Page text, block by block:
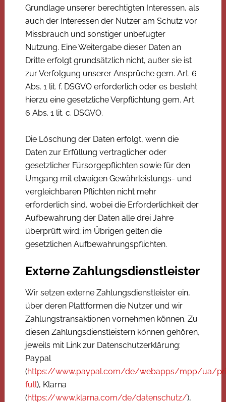
Grundlage unserer berechtigten Interessen, als
auch der Interessen der Nutzer am Schutz vor
Missbrauch und sonstiger unbefugter
Nutzung. Eine Weitergabe dieser Daten an
Dritte erfolgt grundsätzlich nicht, außer sie ist
zur Verfolgung unserer Ansprüche gem. Art. 6
Abs. 1 lit. f. DSGVO erforderlich oder es besteht
hierzu eine gesetzliche Verpflichtung gem. Art.
6 Abs. 1 lit. c. DSGVO.
Die Löschung der Daten erfolgt, wenn die
Daten zur Erfüllung vertraglicher oder
gesetzlicher Fürsorgepflichten sowie für den
Umgang mit etwaigen Gewährleistungs- und
vergleichbaren Pflichten nicht mehr
erforderlich sind, wobei die Erforderlichkeit der
Aufbewahrung der Daten alle drei Jahre
überprüft wird; im Übrigen gelten die
gesetzlichen Aufbewahrungspflichten.
Externe Zahlungsdienstleister
Wir setzen externe Zahlungsdienstleister ein,
über deren Plattformen die Nutzer und wir
Zahlungstransaktionen vornehmen können. Zu
diesen Zahlungsdienstleistern können gehören,
jeweils mit Link zur Datenschutzerklärung:
Paypal
(https://www.paypal.com/de/webapps/mpp/ua/
full), Klarna
(https://www.klarna.com/de/datenschutz/),